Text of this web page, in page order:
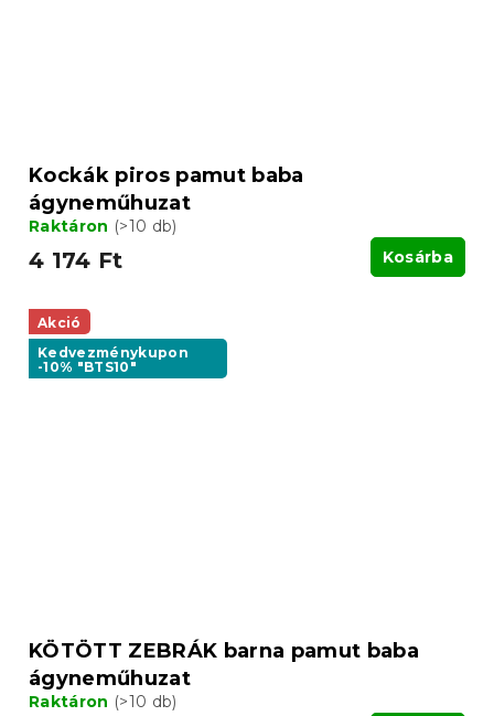
Kockák piros pamut baba
ágyneműhuzat
Raktáron (>10 db)
4 174 Ft Kosárba
Akció
Kedvezménykupon
-10% "BTS10"
KÖTÖTT ZEBRÁK barna pamut baba
ágyneműhuzat
Raktáron (>10 db)